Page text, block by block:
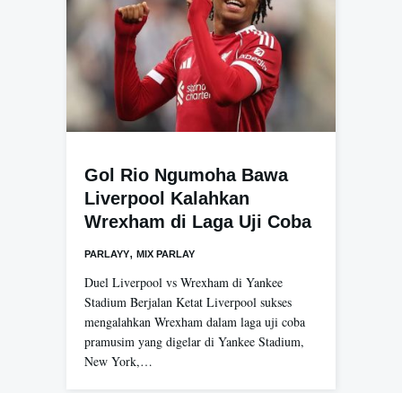
Gol Rio Ngumoha Bawa
Liverpool Kalahkan
Wrexham di Laga Uji Coba
PARLAYY, MIX PARLAY
Duel Liverpool vs Wrexham di Yankee
Stadium Berjalan Ketat Liverpool sukses
mengalahkan Wrexham dalam laga uji coba
pramusim yang digelar di Yankee Stadium,
New York,…